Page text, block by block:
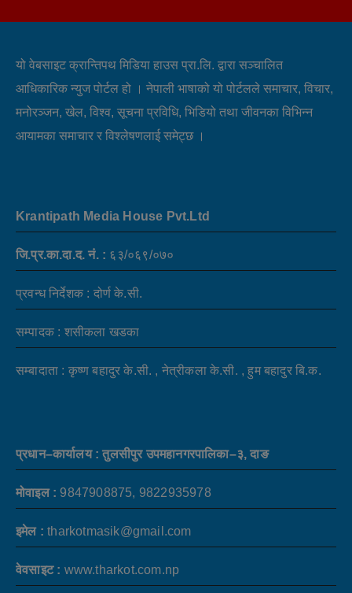
यो वेबसाइट क्रान्तिपथ मिडिया हाउस प्रा.लि. द्वारा सञ्चालित
आधिकारिक न्युज पोर्टल हो । नेपाली भाषाको यो पोर्टलले समाचार, विचार,
मनोरञ्जन, खेल, विश्व, सूचना प्रविधि, भिडियो तथा जीवनका विभिन्न
आयामका समाचार र विश्लेषणलाई समेट्छ ।
Krantipath Media House Pvt.Ltd
जि.प्र.का.दा.द. नं. : ६३/०६९/०७०
प्रवन्ध निर्देशक : दोर्ण के.सी.
सम्पादक : शसीकला खडका
सम्बादाता : कृष्ण बहादुर के.सी. , नेत्रीकला के.सी. , हुम बहादुर बि.क.
प्रधान–कार्यालय : तुलसीपुर उपमहानगरपालिका–३, दाङ
मोवाइल : 9847908875, 9822935978
इमेल :tharkotmasik@gmail.com
वेवसाइट : www.tharkot.com.np